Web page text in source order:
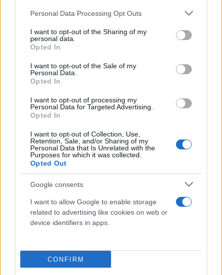
Please note that this website/app uses one or more Google
not limited to your visit or usage behaviour. You may click to
grant or deny consent to Google and its third-party tags to
use your data for below specified purposes in below Google
consent section.
Personal Data Processing Opt Outs
I want to opt-out of the Sharing of my
personal data.
Opted In
I want to opt-out of the Sale of my
Personal Data.
Opted In
I want to opt-out of processing my
Personal Data for Targeted Advertising.
Opted In
I want to opt-out of Collection, Use,
Retention, Sale, and/or Sharing of my
Personal Data that Is Unrelated with the
Purposes for which it was collected.
Opted Out
Google consents
I want to allow Google to enable storage
related to advertising like cookies on web or
device identifiers in apps.
CONFIRM
Αργυρό να ποζάρει δίπλα στα δυο αδέρφια του και
στην άλλη το νεόνυμφο ζευγάρι.